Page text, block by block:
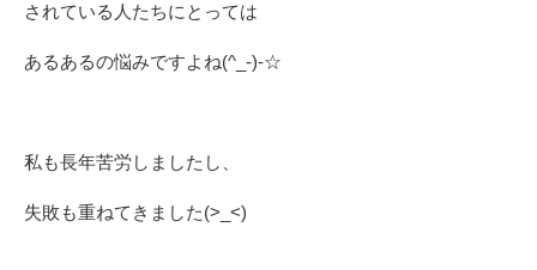
されている人たちにとっては
あるあるの悩みですよね(^_-)-☆
私も長年苦労しましたし、
失敗も重ねてきました(>_<)